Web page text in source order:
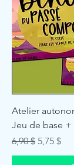
Atelier
Jeu de base +
Regular Price
6,90 $ Sale Price
5,75 $